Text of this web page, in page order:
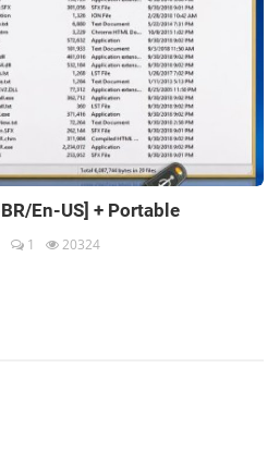
En-US] + Portable
1 20324